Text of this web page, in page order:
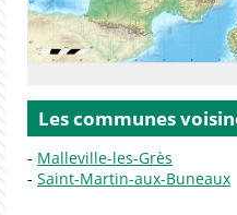
Les communes
Malleville-les-Grès
Saint-Martin-aux-Buneaux